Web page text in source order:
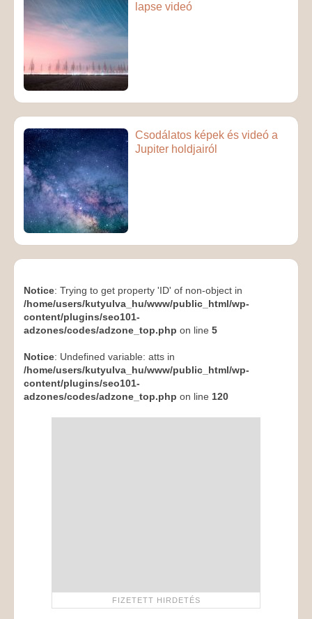
lapse videó
Csodálatos képek és videó a
Jupiter holdjairól
Notice: Trying to get property 'ID' of non-object in
/home/users/kutyulva_hu/www/public_html/wp-
content/plugins/seo101-
adzones/codes/adzone_top.php on line 5
Notice: Undefined variable: atts in
/home/users/kutyulva_hu/www/public_html/wp-
content/plugins/seo101-
adzones/codes/adzone_top.php on line 120